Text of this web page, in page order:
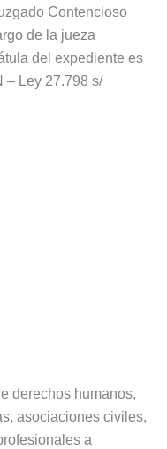
Contencioso
de la jueza
del expediente es
– Ley 27.798 s/
derechos humanos,
asociaciones civiles,
a